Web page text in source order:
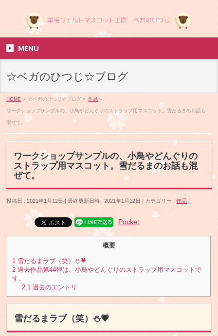
MENU
☆ベガのひつじ☆ブログ
HOME » ☆ベガのひつじ☆ブログ » 作品 »
ワークショップサンプルの、小鳥やどんぐりのストラップ用マスコット。雪だるまのお話も
混ぜて。
ワークショップサンプルの、小鳥やどんぐりの
ストラップ用マスコット。雪だるまのお話も混
ぜて。
投稿日 : 2021年1月12日 最終更新日時 : 2021年1月12日 カテゴリー :作品
Pocket
概要
1 雪だるまラブ（笑）⛄💗
2 過去作品第44弾は、小鳥やどんぐりのストラップ用マスコットで
す。
2.1 過去のエントリ
雪だるまラブ（笑）⛄💗